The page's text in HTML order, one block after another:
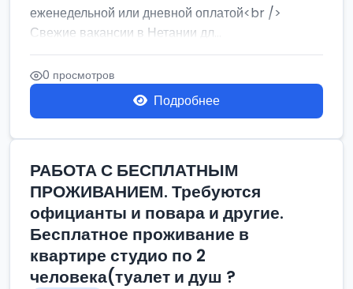
еженедельной или дневной оплатой<br />
Свежие вакансии в Нетании дл...
0 просмотров
Подробнее
РАБОТА С БЕСПЛАТНЫМ
ПРОЖИВАНИЕМ. Требуются
официанты и повара и другие.
Бесплатное проживание в
квартире студио по 2
человека(туалет и душ ?